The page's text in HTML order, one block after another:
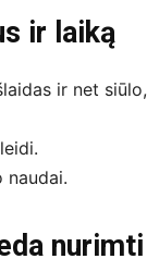
ir laiką
ir net siūlo,
naudai.
nurimti